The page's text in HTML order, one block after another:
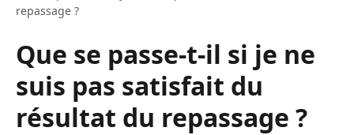
repassage ?
Que se passe-t-il si je ne
suis pas satisfait du
résultat du repassage ?